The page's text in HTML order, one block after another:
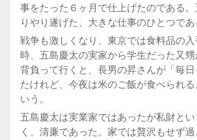
事をたった６ヶ月で仕上げたのである
りやり遂げた、大きな仕事のひとつであ
戦争も激しくなり、東京では食料品の
時、五島慶太の実家から学生だった又
背負って行くと、長男の昇さんが「毎
たけれど、今夜は米のご飯が食べられ
いう。
五島慶太は実業家ではあったが私財と
く、清廉であった。家では贅沢もせず過